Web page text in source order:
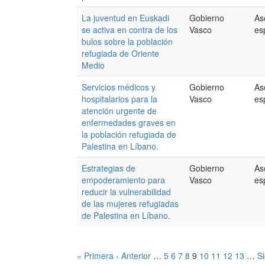
La juventud en Euskadi
se activa en contra de los
bulos sobre la población
refugiada de Oriente
Medio
Gobierno
Vasco
Servicios médicos y
hospitalarios para la
atención urgente de
enfermedades graves en
la población refugiada de
Palestina en Líbano.
Gobierno
Vasco
Estrategias de
empoderamiento para
reducir la vulnerabilidad
de las mujeres refugiadas
de Palestina en Líbano.
Gobierno
Vasco
« Primera ‹ Anterior … 5 6 7 8 9 10 11 12 13 …